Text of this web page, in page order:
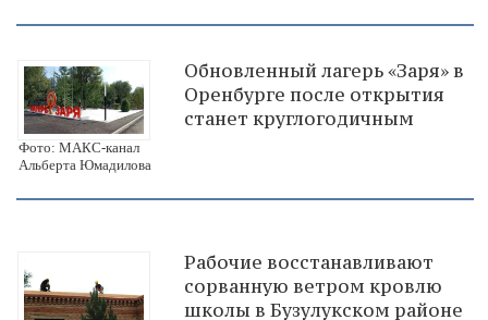
Фото: МАКС-канал
Альберта Юмадилова
Обновленный лагерь «Заря» в
Оренбурге после открытия
станет круглогодичным
Рабочие восстанавливают
сорванную ветром кровлю
школы в Бузулукском районе